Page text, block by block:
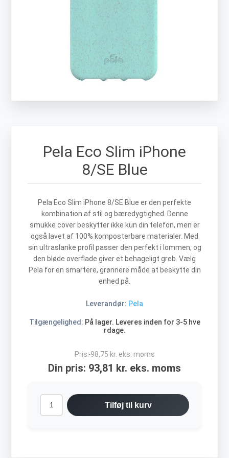
Pela Eco Slim iPhone
8/SE Blue
Pela Eco Slim iPhone 8/SE Blue er den perfekte
kombination af stil og bæredygtighed. Denne
smukke cover beskytter ikke kun din telefon, men er
også lavet af 100% komposterbare materialer. Med
sin ultraslanke profil passer den perfekt i lommen, og
den bløde overflade giver et behageligt greb. Vælg
Pela for en smartere, grønnere måde at beskytte din
enhed på.
Leverandør: Pela
Tilgængelighed: På lager. Leveres inden for 3-5 hve
rdage.
Pris:98,75 kr. eks. moms
Din pris: 93,81 kr. eks. moms
Tilføj til kurv